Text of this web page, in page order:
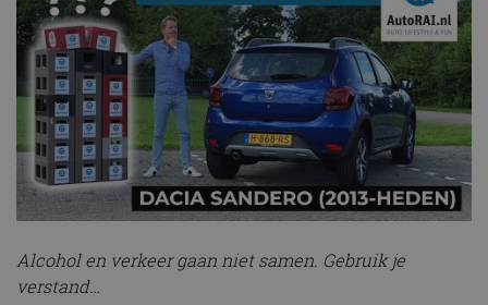
Alcohol en verkeer gaan niet samen. Gebruik je
verstand…